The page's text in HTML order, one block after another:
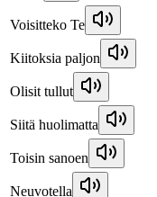
Voisitteko Te
Kiitoksia paljon
Olisit tullut
Siitä huolimatta
Toisin sanoen
Neuvotella